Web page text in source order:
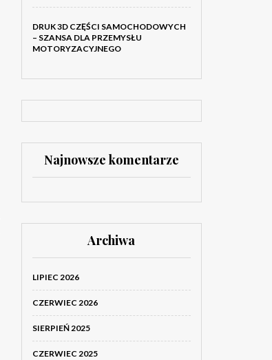
DRUK 3D CZĘŚCI SAMOCHODOWYCH
– SZANSA DLA PRZEMYSŁU
MOTORYZACYJNEGO
Najnowsze komentarze
Archiwa
LIPIEC 2026
CZERWIEC 2026
SIERPIEŃ 2025
CZERWIEC 2025